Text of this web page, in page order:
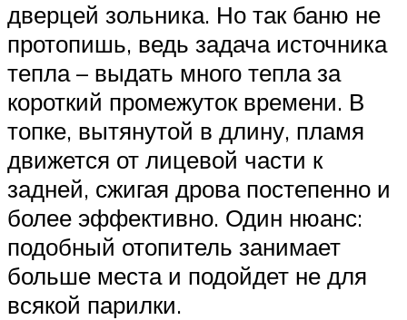
дверцей зольника. Но так баню не
протопишь, ведь задача источника
тепла – выдать много тепла за
короткий промежуток времени. В
топке, вытянутой в длину, пламя
движется от лицевой части к
задней, сжигая дрова постепенно и
более эффективно. Один нюанс:
подобный отопитель занимает
больше места и подойдет не для
всякой парилки.